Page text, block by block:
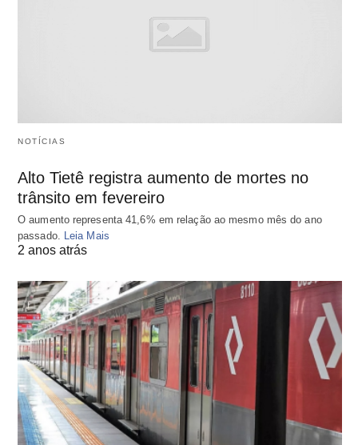
NOTÍCIAS
Alto Tietê registra aumento de mortes no
trânsito em fevereiro
O aumento representa 41,6% em relação ao mesmo mês do ano
passado.
Leia Mais
2 anos atrás